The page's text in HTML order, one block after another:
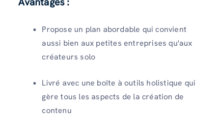
Propose un plan abordable qui convient
aussi bien aux petites entreprises qu'aux
créateurs solo
Livré avec une boîte à outils holistique qui
gère tous les aspects de la création de
contenu